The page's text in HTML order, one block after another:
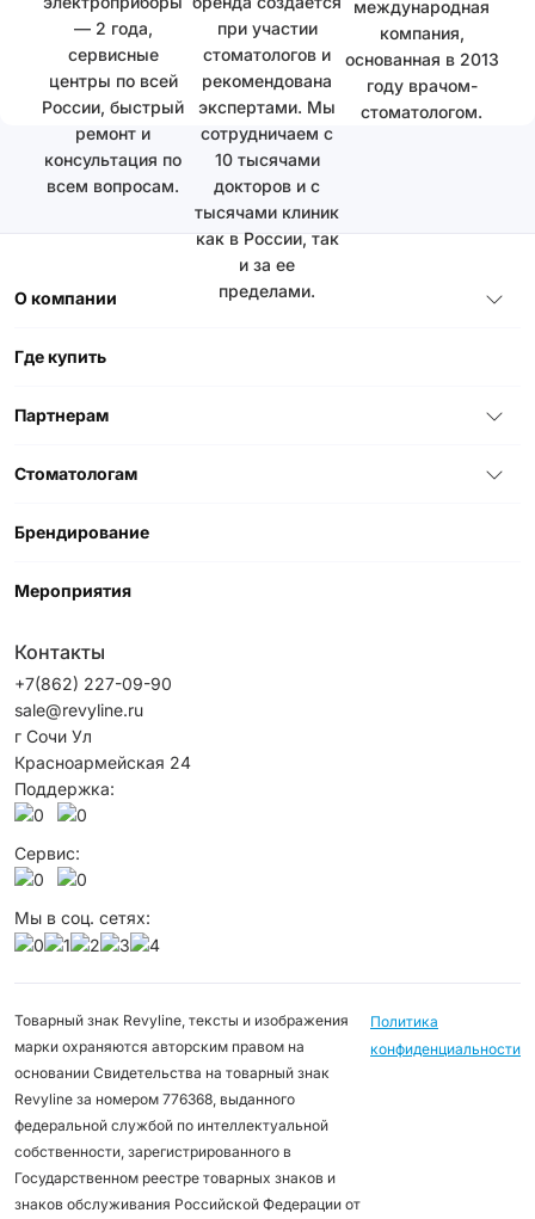
— 2 года,
сервисные
центры по всей
России, быстрый
ремонт и
консультация по
всем вопросам.
при участии
стоматологов и
рекомендована
экспертами. Мы
сотрудничаем с
10 тысячами
докторов и с
тысячами клиник
как в России, так
и за ее
пределами.
международная
компания,
основанная в 2013
году врачом-
стоматологом.
О компании
Где купить
Партнерам
Стоматологам
Брендирование
Мероприятия
Контакты
+7(862) 227-09-90
sale@revyline.ru
г Сочи Ул
Красноармейская 24
Поддержка:
Сервис:
Мы в соц. сетях:
Товарный знак Revyline, тексты и изображения
марки охраняются авторским правом на
основании Свидетельства на товарный знак
Revyline за номером 776368, выданного
федеральной службой по интеллектуальной
собственности, зарегистрированного в
Государственном реестре товарных знаков и
знаков обслуживания Российской Федерации от
Политика
конфиденциальности